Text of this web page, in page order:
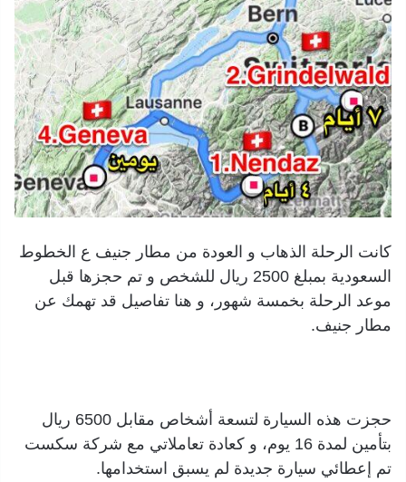
كانت الرحلة الذهاب و العودة من مطار جنيف ع الخطوط
السعودية بمبلغ 2500 ريال للشخص و تم حجزها قبل
موعد الرحلة بخمسة شهور، و هنا تفاصيل قد تهمك عن
مطار جنيف.
حجزت هذه السيارة لتسعة أشخاص مقابل 6500 ريال
بتأمين لمدة 16 يوم، و كعادة تعاملاتي مع شركة سكست
تم إعطائي سيارة جديدة لم يسبق استخدامها.